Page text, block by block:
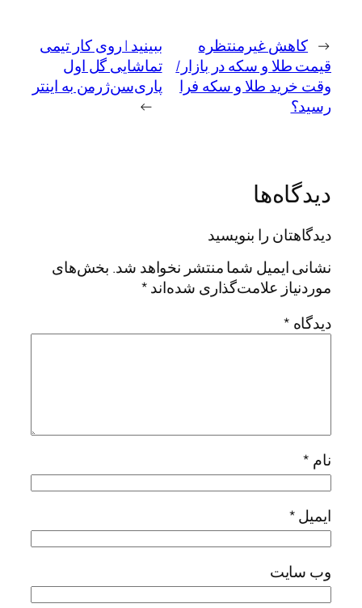
← کاهش غیرمنتظره
قیمت طلا و سکه در بازار/
وقت خرید طلا و سکه فرا
رسید؟
ببینید | روی کار تیمی
تماشایی گل اول
پاری‌سن‌ژرمن به اینتر
→
دیدگاه‌ها
دیدگاهتان را بنویسید
نشانی ایمیل شما منتشر نخواهد شد. بخش‌های
موردنیاز علامت‌گذاری شده‌اند*
دیدگاه *
نام *
ایمیل*
وب‌ سایت